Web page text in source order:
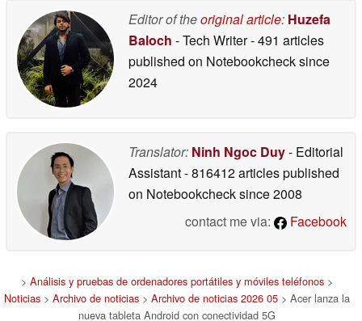
Editor of theoriginal article: Huzefa
Baloch - Tech Writer- 491 articles
published on Notebookchecksince
2024
Translator: Ninh Ngoc Duy- Editorial
Assistant- 816412 articles published
on Notebookchecksince 2008
contact me via:
Facebook
> Análisis y pruebas de ordenadores portátiles y móviles teléfonos >
Noticias > Archivo de noticias > Archivo de noticias 2026 05 > Acer lanza la
nueva tableta Android con conectividad 5G